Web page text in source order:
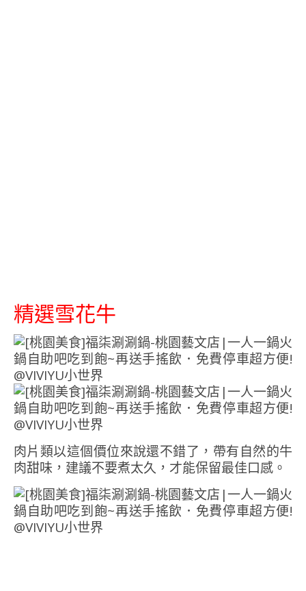
精選雪花牛
肉片類以這個價位來說還不錯了，帶有自然的牛
肉甜味，建議不要煮太久，才能保留最佳口感。